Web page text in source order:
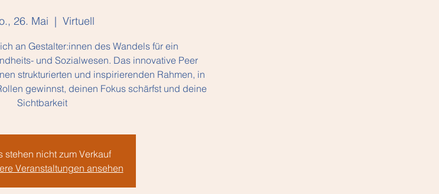
26. Mai
  |
Virtuell
an Gestalter:innen des Wandels für ein
und Sozialwesen. Das innovative Peer
strukturierten und inspirierenden Rahmen, in
gewinnst, deinen Fokus schärfst und deine
Sichtbarkeit
stehen nicht zum Verkauf
Veranstaltungen ansehen